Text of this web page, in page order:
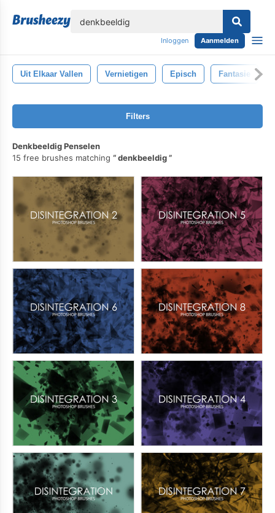
Inloggen Aanmelden
Uit Elkaar Vallen Vernietigen Episch Fantasie
Filters
Denkbeeldig Penselen
15 free brushes matching
denkbeeldig